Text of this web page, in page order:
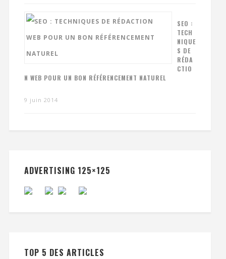
SEO :
TECH
NIQUE
S DE
RÉDA
CTIO
N WEB POUR UN BON RÉFÉRENCEMENT NATUREL
9 juin 2014
ADVERTISING 125×125
TOP 5 DES ARTICLES